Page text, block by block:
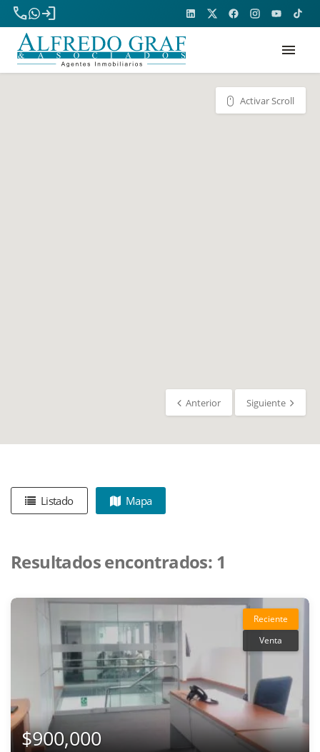
phone
login
menu
Activar Scroll
Anterior Siguiente
Listado Mapa
Resultados encontrados: 1
Reciente
Venta
$900,000